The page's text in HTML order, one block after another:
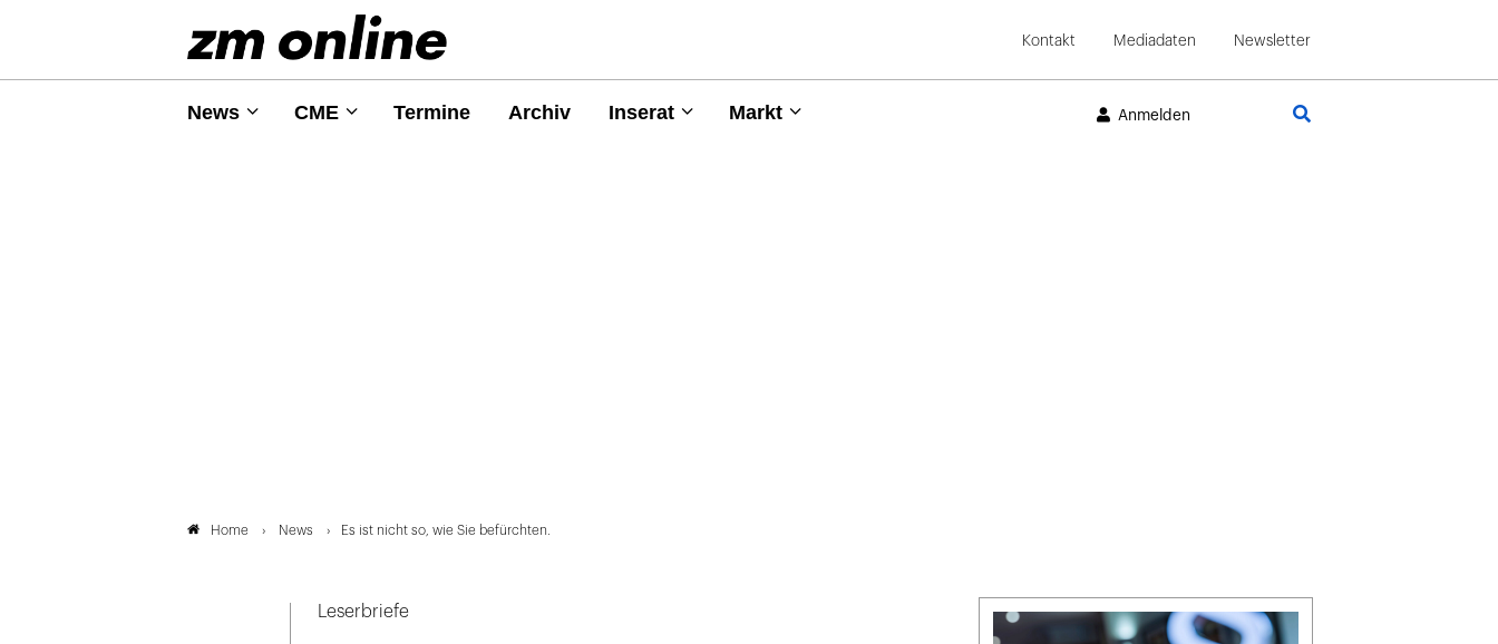
Kontakt Mediadaten Newsletter
News CME Termine Archiv Inserat Markt Anmelden
Home News Es ist nicht so, wie Sie befürchten.
Leserbriefe